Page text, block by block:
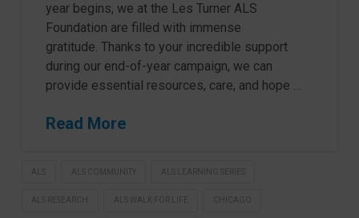
year begins, we at the Les Turner ALS
Foundation are filled with immense
gratitude. Thanks to your incredible support
during our end-of-year campaign, we can
provide essential resources, care, and hope …
Read More
ALS ALS COMMUNITY ALS LEARNING SERIES
ALS RESEARCH ALS WALK FOR LIFE CHICAGO